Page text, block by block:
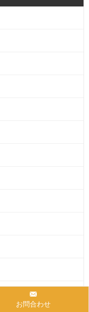
お問合わせ